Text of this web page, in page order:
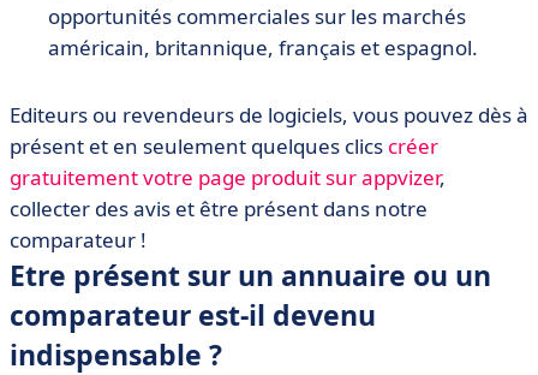
opportunités commerciales sur les marchés
américain, britannique, français et espagnol.
Editeurs ou revendeurs de logiciels, vous pouvez dès à
présent et en seulement quelques clics créer
gratuitement votre page produit sur appvizer,
collecter des avis et être présent dans notre
comparateur !
Etre présent sur un annuaire ou un
comparateur est-il devenu
indispensable ?